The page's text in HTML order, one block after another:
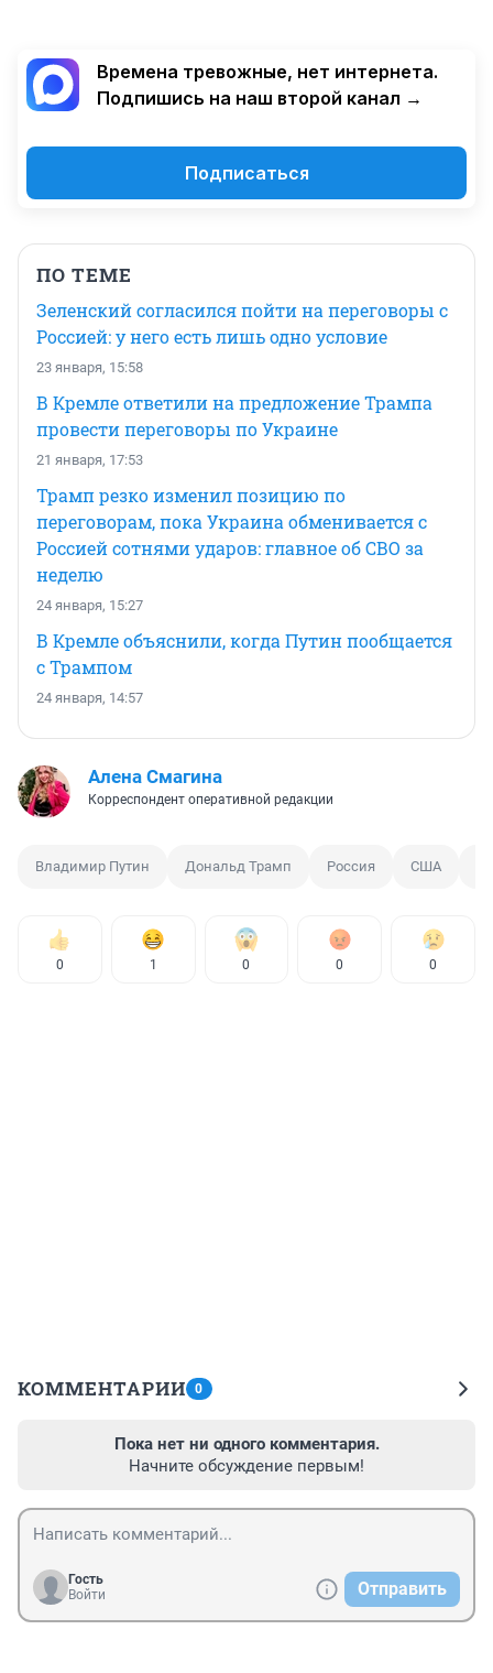
Времена тревожные, нет интернета.
Подпишись на наш второй канал →
Подписаться
ПО ТЕМЕ
Зеленский согласился пойти на переговоры с
Россией: у него есть лишь одно условие
23 января, 15:58
В Кремле ответили на предложение Трампа
провести переговоры по Украине
21 января, 17:53
Трамп резко изменил позицию по
переговорам, пока Украина обменивается с
Россией сотнями ударов: главное об СВО за
неделю
24 января, 15:27
В Кремле объяснили, когда Путин пообщается
с Трампом
24 января, 14:57
Алена Смагина
Корреспондент оперативной редакции
Владимир Путин Дональд Трамп Россия США
0 1 0 0 0
КОММЕНТАРИИ 0
Пока нет ни одного комментария.
Начните обсуждение первым!
Гость
Войти
Отправить